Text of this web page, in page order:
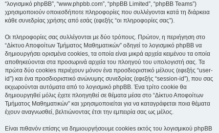
“λογισμικό phpBB”, “www.phpbb.com”, “phpBB Limited”, “phpBB Teams”)
χρησιμοποιούν οποιεσδήποτε πληροφορίες που συλλέγονται κατά τη διάρκεια
κάθε συνεδρίας χρήσης από εσάς (εφεξής “οι πληροφορίες σας”).
Οι πληροφορίες σας συλλέγονται με δύο τρόπους. Πρώτον, η περιήγηση στο
“Δίκτυο Αποφοίτων Τμήματος Μαθηματικών” οδηγεί το λογισμικό phpBB να
δημιουργήσει ορισμένα cookies, τα οποία είναι μικρά αρχεία κειμένου τα οποία
αποθηκεύονται στα προσωρινά αρχεία του πλοηγού του υπολογιστή σας. Τα
πρώτα δύο cookies περιέχουν μόνον ένα προσδιοριστικό μέλους (εφεξής “user-
id”) και ένα προσδιοριστικό ανώνυμης συνεδρίας (εφεξής “session-id”), που σας
εκχωρούνται αυτόματα από το λογισμικό phpBB. Ένα τρίτο cookie θα
δημιουργηθεί μόλις έχετε πλοηγηθεί σε θέματα μέσα στο “Δίκτυο Αποφοίτων
Τμήματος Μαθηματικών” και χρησιμοποιείται για να καταγράφεται ποια θέματα
έχουν αναγνωσθεί, βελτιώνοντας έτσι την εμπειρία σας ως μέλος.
Είναι πιθανόν επίσης να δημιουργήσουμε cookies εκτός του λογισμικού phpBB